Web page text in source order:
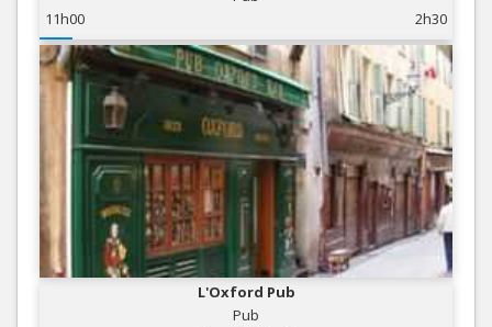
11h00
2h30
L'Oxford Pub
Pub